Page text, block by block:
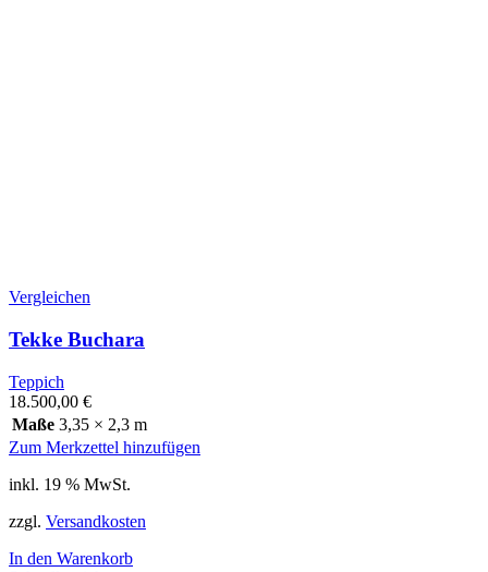
Vergleichen
Tekke Buchara
Teppich
18.500,00 €
Maße 3,35 × 2,3 m
Zum Merkzettel hinzufügen
inkl. 19 % MwSt.
zzgl. Versandkosten
In den Warenkorb